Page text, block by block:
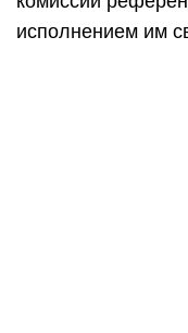
исполнением им